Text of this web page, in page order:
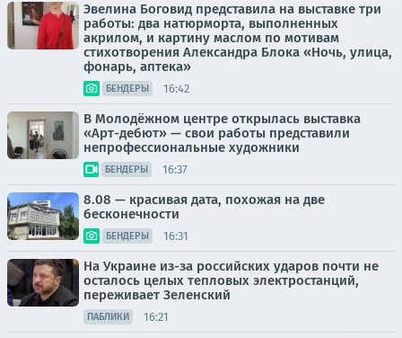
Эвелина Боговид представила на выставке три
работы: два натюрморта, выполненных
акрилом, и картину маслом по мотивам
стихотворения Александра Блока «Ночь, улица,
фонарь, аптека»
БЕНДЕРЫ 16:42
В Молодёжном центре открылась выставка
«Арт-дебют» — свои работы представили
непрофессиональные художники
БЕНДЕРЫ 16:37
8.08 — красивая дата, похожая на две
бесконечности
БЕНДЕРЫ 16:31
На Украине из-за российских ударов почти не
осталось целых тепловых электростанций,
переживает Зеленский
ПАБЛИКИ 16:21